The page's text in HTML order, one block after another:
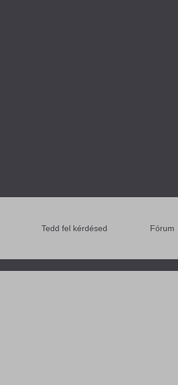
Tedd fel kérdésed Fórum